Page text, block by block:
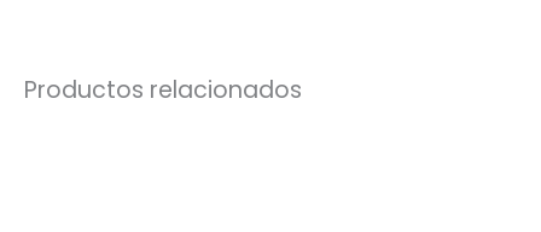
Productos relacionados